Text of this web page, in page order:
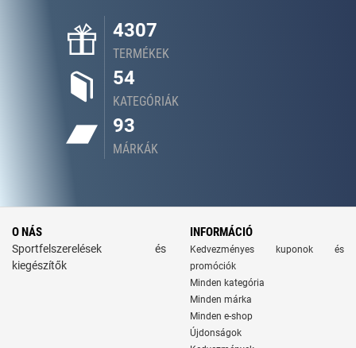
4307
TERMÉKEK
54
KATEGÓRIÁK
93
MÁRKÁK
O NÁS
Sportfelszerelések és
kiegészítők
INFORMÁCIÓ
Kedvezményes kuponok és
promóciók
Minden kategória
Minden márka
Minden e-shop
Újdonságok